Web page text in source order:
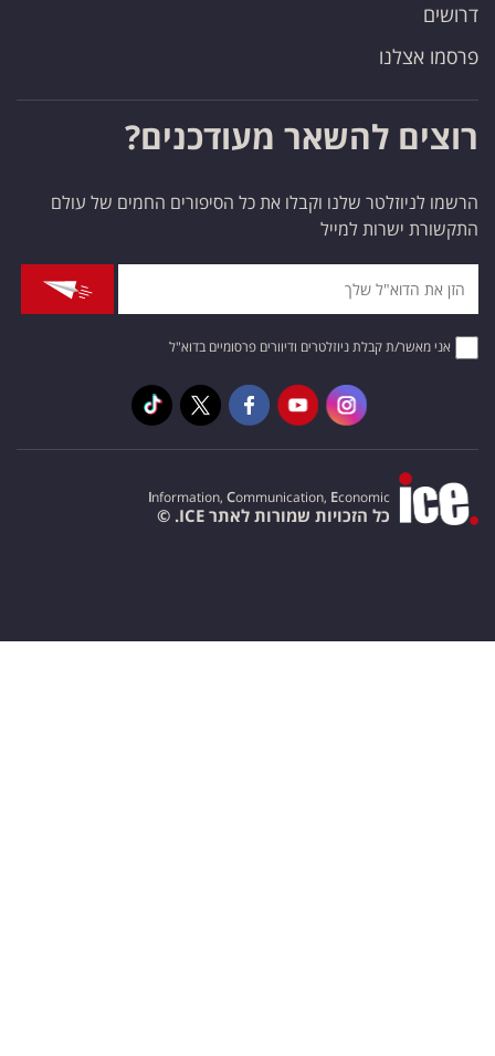
דרושים
פרסמו אצלנו
רוצים להשאר מעודכנים?
הרשמו לניוזלטר שלנו וקבלו את כל הסיפורים החמים של עולם
התקשורת ישרות למייל
אני מאשר/ת קבלת ניוזלטרים ודיוורים פרסומיים בדוא"ל
Information, Communication, Economic
כל הזכויות שמורות לאתר ICE. ©